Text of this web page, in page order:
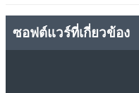
ซอฟต์แวร์ที่เกี่ยวข้อง